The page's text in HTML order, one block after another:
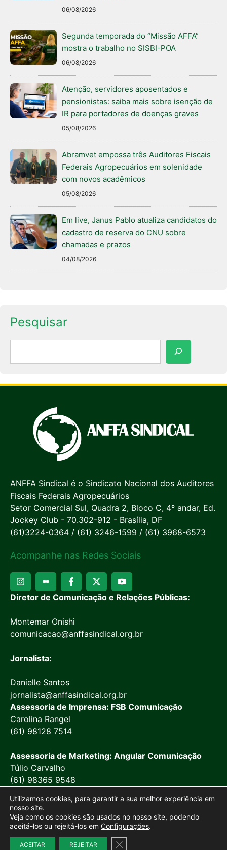
06/08/2026
Segunda temporada do “Missão AFFA”
mostra o trabalho no SISBI-POA
06/08/2026
Atenção, servidores aposentados e
pensionistas: saiba mais sobre isenção de
IR para portadores de doenças graves
05/08/2026
Abramvet empossa três Auditores Fiscais
Federais Agropecuários em solenidade
com novos acadêmicos
05/08/2026
Em live, Janus Pablo atualiza candidatos do
cadastro de reserva do CNU sobre
chamadas e prazos
04/08/2026
Pesquisar
ANFFA Sindical é o Sindicato Nacional dos Auditores
Fiscais Federais Agropecuários
Setor Comercial Sul, Quadra 2, Bloco C, 4º andar, Ed.
Jockey Club - 70.302-912 - Brasília, DF
(61)3224-0364 / (61) 3246-1599 / (61) 3968-6573
Acompanhe nas Redes Sociais
Diretor de Comunicação e Relações Públicas:
Montemar Onishi
comunicacao@anffasindical.org.br
Jornalista:
Danielle Santos
jornalista@anffasindical.org.br
Assessoria de Imprensa: FSB Comunicação
Carolina Rangel
(61) 98128 7514
Assessoria de Marketing: Angular Comunicação
Túlio Carvalho
(61) 98365 9548
Site desenvolvido porMarketing Objetivo
Utilizamos cookies, para garantir a sua melhor experiência em
nosso site.
Veja como os cookies são usados no nosso site, podendo
aceitá-los ou rejeitá-los em Configurações.
ACEITAR REJEITAR Close GDPR Cookie Banner